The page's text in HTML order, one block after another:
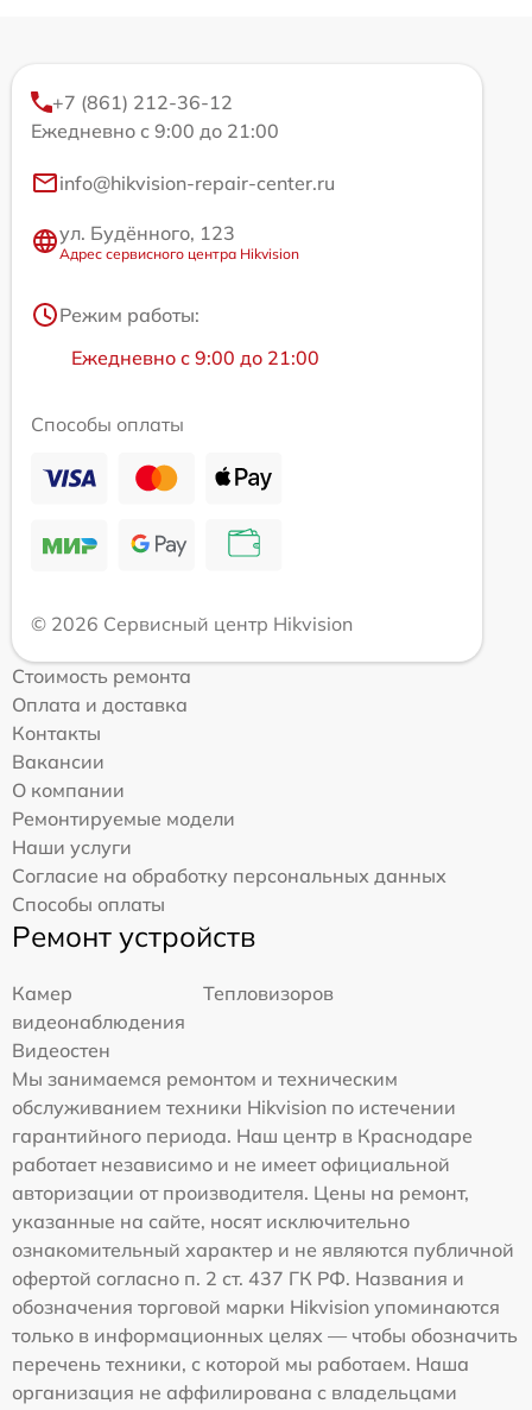
+7 (861) 212-36-12
Ежедневно с 9:00 до 21:00
info@hikvision-repair-center.ru
ул. Будённого, 123
Адрес сервисного центра Hikvision
Режим работы:
Ежедневно с 9:00 до 21:00
Способы оплаты
© 2026 Сервисный центр Hikvision
Стоимость ремонта
Оплата и доставка
Контакты
Вакансии
О компании
Ремонтируемые модели
Наши услуги
Согласие на обработку персональных данных
Способы оплаты
Ремонт устройств
Камер
видеонаблюдения
Тепловизоров
Видеостен
Мы занимаемся ремонтом и техническим
обслуживанием техники Hikvision по истечении
гарантийного периода. Наш центр в Краснодаре
работает независимо и не имеет официальной
авторизации от производителя. Цены на ремонт,
указанные на сайте, носят исключительно
ознакомительный характер и не являются публичной
офертой согласно п. 2 ст. 437 ГК РФ. Названия и
обозначения торговой марки Hikvision упоминаются
только в информационных целях — чтобы обозначить
перечень техники, с которой мы работаем. Наша
организация не аффилирована с владельцами